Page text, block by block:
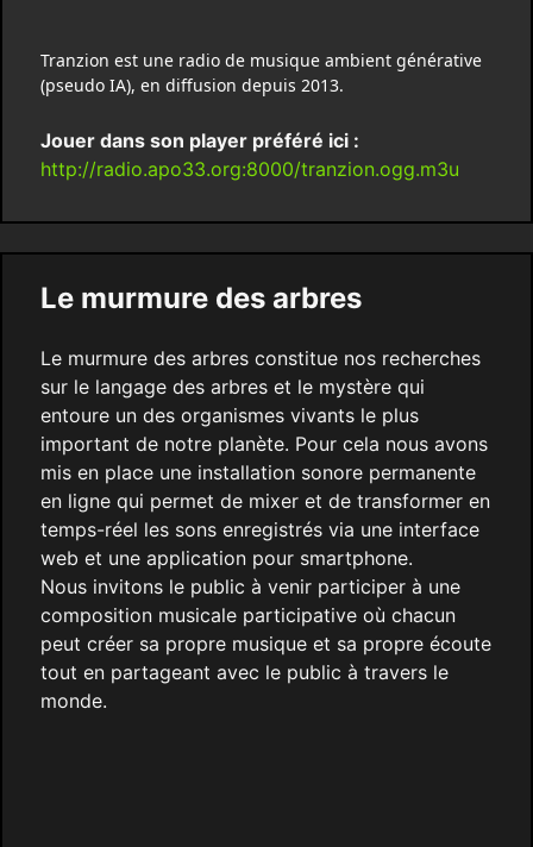
Tranzion est une radio de musique ambient générative
(pseudo IA), en diffusion depuis 2013.
Jouer dans son player préféré ici :
http://radio.apo33.org:8000/tranzion.ogg.m3u
Le murmure des arbres
Le murmure des arbres constitue nos recherches
sur le langage des arbres et le mystère qui
entoure un des organismes vivants le plus
important de notre planète. Pour cela nous avons
mis en place une installation sonore permanente
en ligne qui permet de mixer et de transformer en
temps-réel les sons enregistrés via une interface
web et une application pour smartphone.
Nous invitons le public à venir participer à une
composition musicale participative où chacun
peut créer sa propre musique et sa propre écoute
tout en partageant avec le public à travers le
monde.